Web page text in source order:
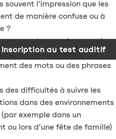
souvent l’impression que les
de manière confuse ou à
?
souvent poser des questions
vous ne comprenez pas
des mots ou des phrases
des difficultés à suivre les
dans des environnements
exemple dans un
ou lors d’une fête de famille)
Inscription au test auditif